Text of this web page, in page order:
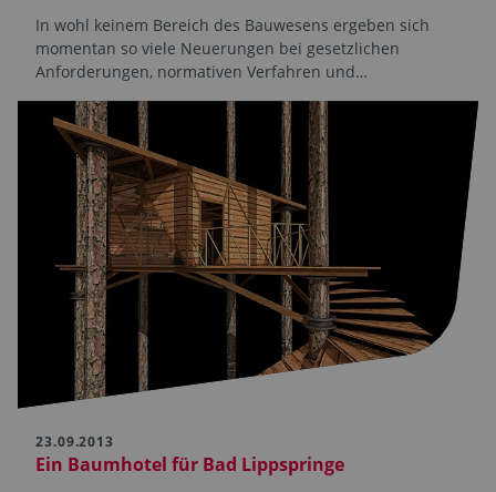
In wohl keinem Bereich des Bauwesens ergeben sich
momentan so viele Neuerungen bei gesetzlichen
Anforderungen, normativen Verfahren und…
23.09.2013
Ein Baumhotel für Bad Lippspringe